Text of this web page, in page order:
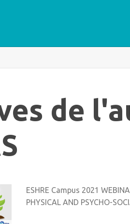
de
ESHRE Campus 2021
PHYSICAL AND PSYCHO-